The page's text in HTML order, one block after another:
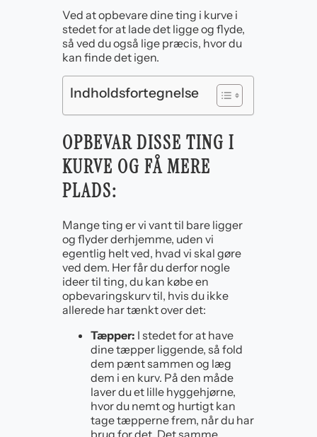
Ved at opbevare dine ting i kurve i
stedet for at lade det ligge og flyde,
så ved du også lige præcis, hvor du
kan finde det igen.
Indholdsfortegnelse
OPBEVAR DISSE TING I
KURVE OG FÅ MERE
PLADS:
Mange ting er vi vant til bare ligger
og flyder derhjemme, uden vi
egentlig helt ved, hvad vi skal gøre
ved dem. Her får du derfor nogle
ideer til ting, du kan købe en
opbevaringskurv til, hvis du ikke
allerede har tænkt over det:
Tæpper: I stedet for at have
dine tæpper liggende, så fold
dem pænt sammen og læg
dem i en kurv. På den måde
laver du et lille hyggehjørne,
hvor du nemt og hurtigt kan
tage tæpperne frem, når du har